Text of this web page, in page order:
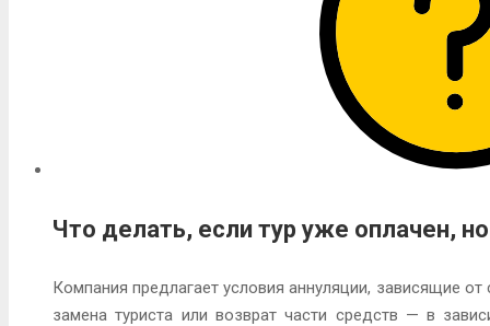
Что делать, если тур уже оплачен,
Компания предлагает условия аннуляции, зависящие
замена туриста или возврат части средств — в